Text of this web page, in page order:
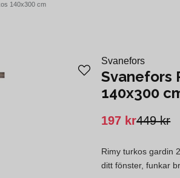
140x300 cm
Svanefors
Svanefors
140x300
449 kr
197 kr
Rimy turkos gardin
ditt fönster, funkar